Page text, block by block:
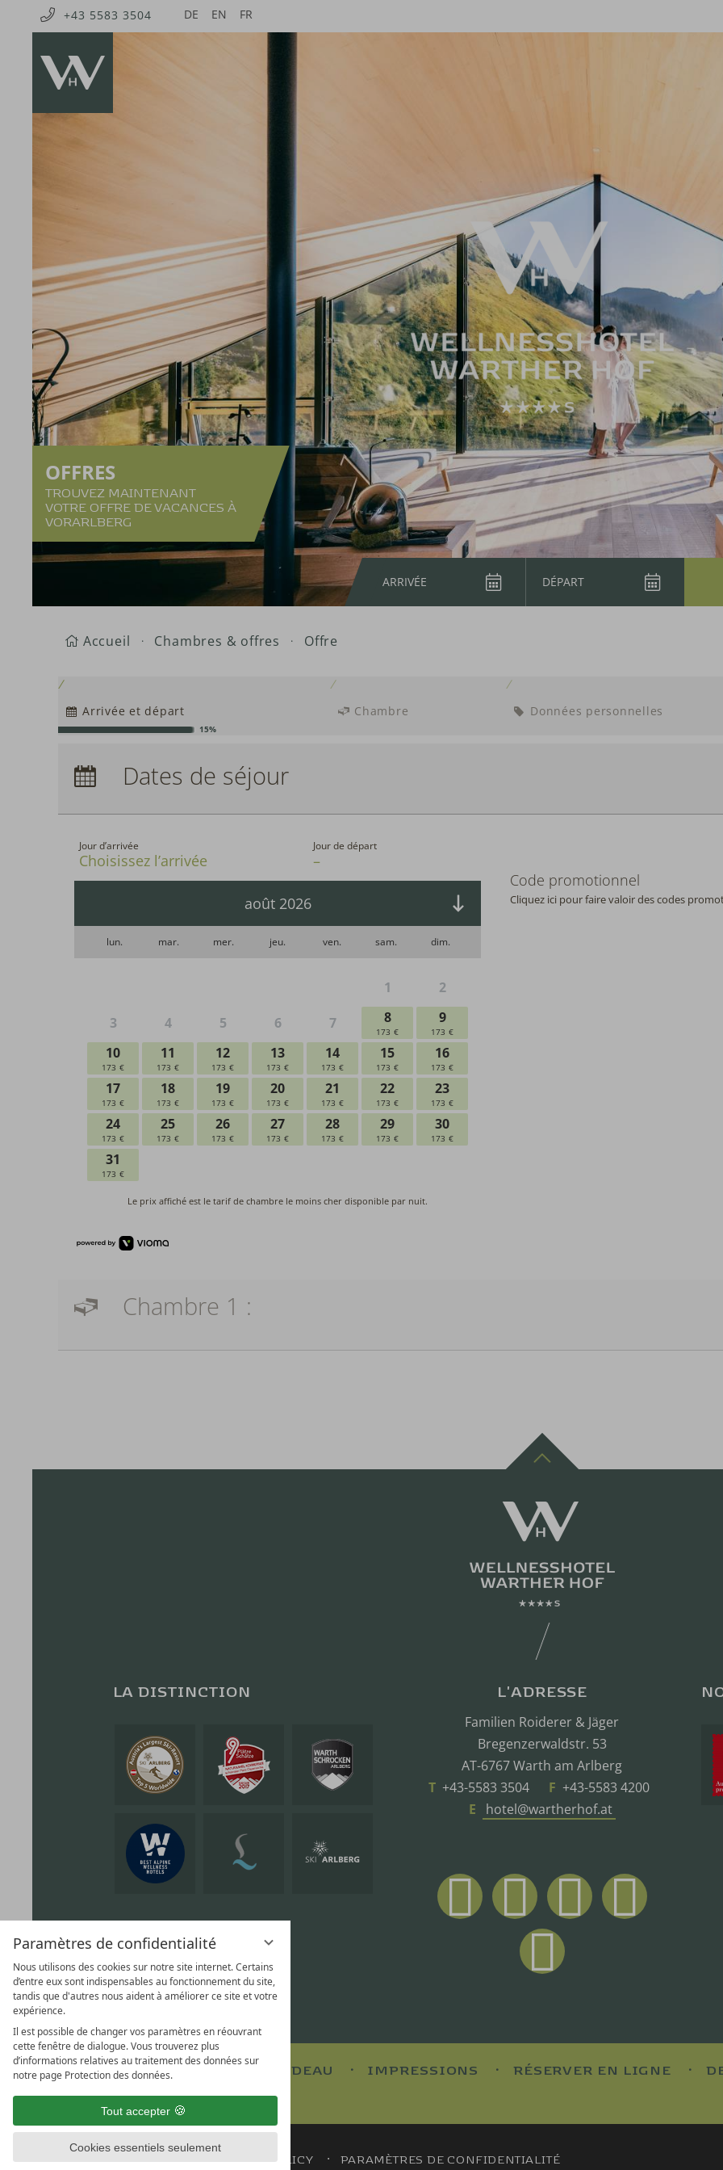
Paramètres de confidentialité
Nous utilisons des cookies sur notre site internet. Certains
d’entre eux sont indispensables au fonctionnement du site,
tandis que d'autres nous aident à améliorer ce site et votre
expérience.
Il est possible de changer vos paramètres en réouvrant
cette fenêtre de dialogue. Vous trouverez plus
d’informations relatives au traitement des données sur
notre page Protection des données.
Tout accepter
Cookies essentiels seulement
+43 5583 3504 DE EN FR
OFFRES
TROUVEZ MAINTENANT
VOTRE OFFRE DE VACANCES À
VORARLBERG
Accueil Chambres & offres Offre
Arrivée et départ Chambre Données personnelles
15%
Nuits :0
Dates de séjour
Code promotionnel
Cliquez ici pour faire valoir des codes
Code promotionnel
promotionnels ou chèques-cadeaux.
Chambre 1 :
LA DISTINCTION L'ADRESSE
Familien Roiderer & Jäger
Bregenzerwaldstr. 53
AT-6767 Warth am Arlberg
T+43-5583 3504 F +43-5583 4200
E
hotel@wartherhof.at
BON CADEAU IMPRESSIONS RÉSERVER EN LIGNE
PRIVACY POLICY PARAMÈTRES DE CONFIDENTIALITÉ